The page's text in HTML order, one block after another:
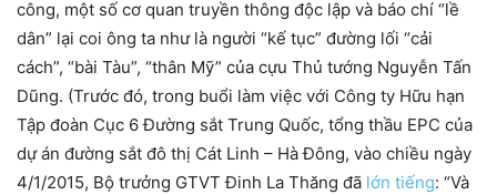
công, một số cơ quan truyền thông độc lập và báo chí “lề
dân” lại coi ông ta như là người “kế tục” đường lối “cải
cách”, “bài Tàu”, “thân Mỹ” của cựu Thủ tướng Nguyễn Tấn
Dũng. (Trước đó, trong buổi làm việc với Công ty Hữu hạn
Tập đoàn Cục 6 Đường sắt Trung Quốc, tổng thầu EPC của
dự án đường sắt đô thị Cát Linh – Hà Đông, vào chiều ngày
4/1/2015, Bộ trưởng GTVT Đinh La Thăng đã lớn tiếng: “Và